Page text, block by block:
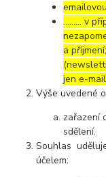
……… v
a
jen e-
Výše uvedené
zařazení
sdělení.
Souhlas
účelem: